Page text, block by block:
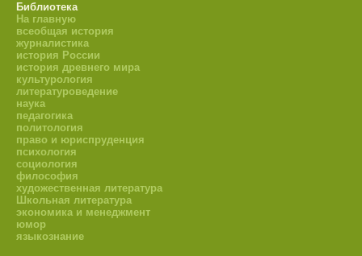
Библиотека
На главную
всеобщая история
журналистика
история России
история древнего мира
культурология
литературоведение
наука
педагогика
политология
право и юриспруденция
психология
социология
философия
художественная литература
Школьная литература
экономика и менеджмент
юмор
языкознание